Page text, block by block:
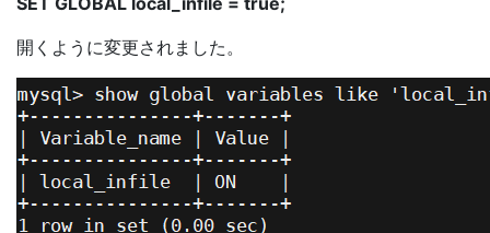
開くように変更されました。